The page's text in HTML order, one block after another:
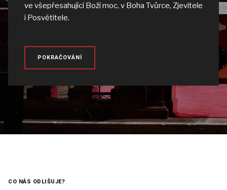
ve všepřesahující Boží moc, v Boha Tvůrce, Zjevitele
i Posvětitele.
POKRAČOVÁNÍ
CO NÁS ODLIŠUJE?